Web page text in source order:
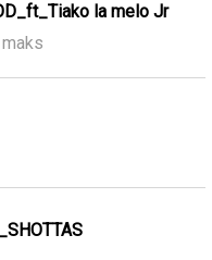
la melo Jr